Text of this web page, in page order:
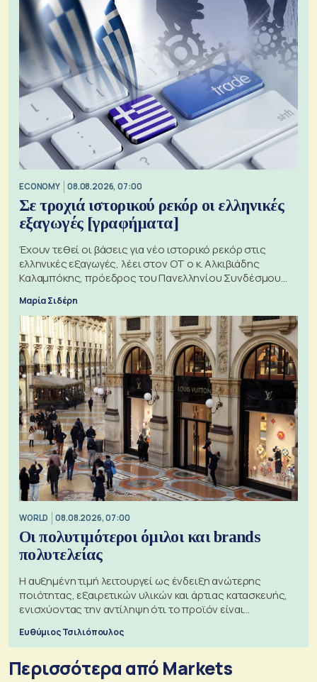
ECONOMY 08.08.2026, 07:00
Σε τροχιά ιστορικού ρεκόρ οι ελληνικές
εξαγωγές [γραφήματα]
Έχουν τεθεί οι βάσεις για νέο ιστορικό ρεκόρ στις
ελληνικές εξαγωγές, λέει στον ΟΤ ο κ. Αλκιβιάδης
Καλαμπόκης, πρόεδρος του Πανελληνίου Συνδέσμου
Μαρία Σιδέρη
WORLD 08.08.2026, 07:00
Οι πολυτιμότεροι όμιλοι και brands
πολυτελείας
Η αυξημένη τιμή λειτουργεί ως ένδειξη ανώτερης
ποιότητας, εξαιρετικών υλικών και άρτιας κατασκευής,
ενισχύοντας την αντίληψη ότι το προϊόν είναι
Ευθύμιος Τσιλιόπουλος
Περισσότερα από Markets